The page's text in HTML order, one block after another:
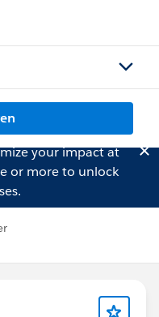
your impact at
or more to unlock